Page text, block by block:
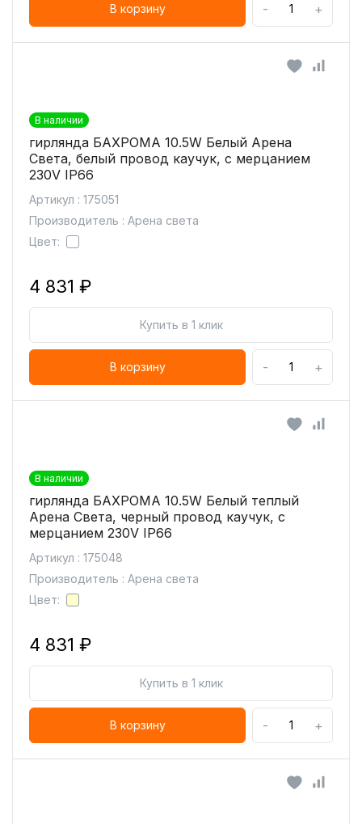
В корзину - +
В наличии
гирлянда БАХРОМА 10.5W Белый Арена
Света, белый провод каучук, с мерцанием
230V IP66
Артикул : 175051
Производитель : Арена света
Цвет:
4 831 ₽
Купить в 1 клик
В корзину - +
В наличии
гирлянда БАХРОМА 10.5W Белый теплый
Арена Света, черный провод каучук, с
мерцанием 230V IP66
Артикул : 175048
Производитель : Арена света
Цвет:
4 831 ₽
Купить в 1 клик
В корзину - +